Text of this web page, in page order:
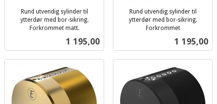
Rund utvendig sylinder til
ytterdør med bor-sikring.
Forkrommet matt.
Pris
1 195,00
Rund utvendig sylinder til
ytterdør med bor-sikring.
Forkrommet
Pris
1 195,00